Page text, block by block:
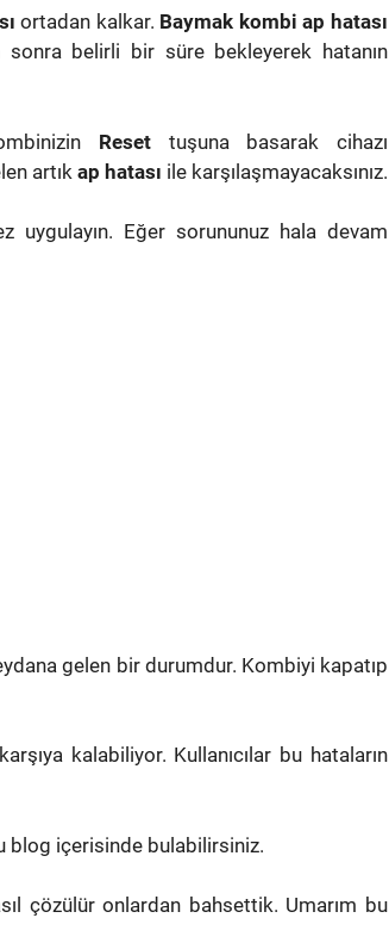
ortadan kalkar. Baymak kombi ap hatası
belirli bir süre bekleyerek hatanın
Resettuşuna basarak cihazı
artık ap hatası ile karşılaşmayacaksınız.
Eğer sorununuz hala devam
gelen bir durumdur. Kombiyi kapatıp
kalabiliyor. Kullanıcılar bu hataların
blog içerisinde bulabilirsiniz.
çözülür onlardan bahsettik. Umarım bu